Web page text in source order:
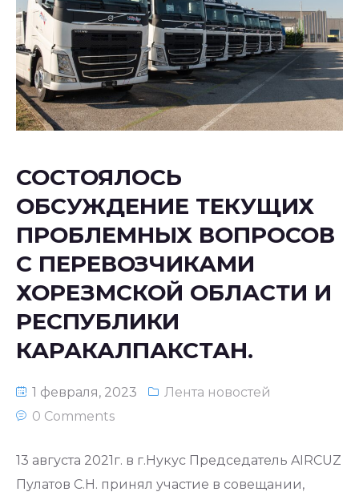
СОСТОЯЛОСЬ
ОБСУЖДЕНИЕ ТЕКУЩИХ
ПРОБЛЕМНЫХ ВОПРОСОВ
С ПЕРЕВОЗЧИКАМИ
ХОРЕЗМСКОЙ ОБЛАСТИ И
РЕСПУБЛИКИ
КАРАКАЛПАКСТАН.
1 февраля, 2023
Лента новостей
0 Comments
13 августа 2021г. в г.Нукус Председатель AIRCUZ
Пулатов С.Н. принял участие в совещании,